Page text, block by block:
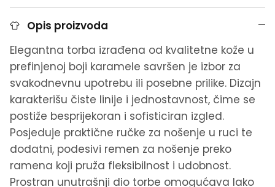
Opis proizvoda
Elegantna torba izrađena od kvalitetne kože u
prefinjenoj boji karamele savršen je izbor za
svakodnevnu upotrebu ili posebne prilike. Dizajn
karakterišu čiste linije i jednostavnost, čime se
postiže besprijekoran i sofisticiran izgled.
Posjeduje praktične ručke za nošenje u ruci te
dodatni, podesivi remen za nošenje preko
ramena koji pruža fleksibilnost i udobnost.
Prostran unutrašnji dio torbe omogućava lako